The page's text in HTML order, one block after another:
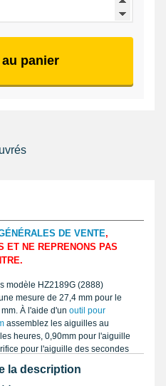
panier
DE VENTE,
ET NE REPRENONS PAS
modèle HZ2189G (2888)
mesure de 27,4 mm pour le
À l'aide d'un outil pour
assemblez les aiguilles au
heures, 0,90mm pour l'aiguille
pour l'aiguille des secondes
à un système automatique et
la description